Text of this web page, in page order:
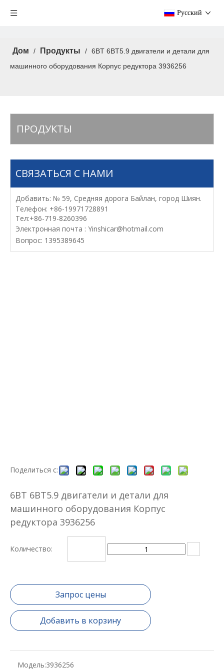
Pусский
Дом / Продукты / 6BT 6BT5.9 двигатели и детали для
машинного оборудования Корпус редуктора 3936256
ПРОДУКТЫ
СВЯЗАТЬСЯ С НАМИ
Добавить: № 59, Средняя дорога Байлан, город Шиян.
Телефон: +86-19971728891
Тел:+86-719-8260396
Электронная почта : Yinshicar@hotmail.com
Вопрос: 1395389645
Поделиться с:
6BT 6BT5.9 двигатели и детали для
машинного оборудования Корпус
редуктора 3936256
Количество:
Запрос цены
Добавить в корзину
Модель:3936256